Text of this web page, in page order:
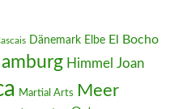
Dänemark Elbe El Bocho
Himmel Joan
Martial Arts Meer